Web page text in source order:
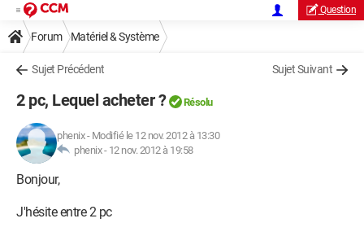
Question
Forum Matériel & Système
Sujet Précédent Sujet Suivant
2 pc, Lequel acheter ? Résolu
phenix- Modifié le 12 nov. 2012 à 13:30
phenix - 12 nov. 2012 à 19:58
Bonjour,
J'hésite entre 2 pc